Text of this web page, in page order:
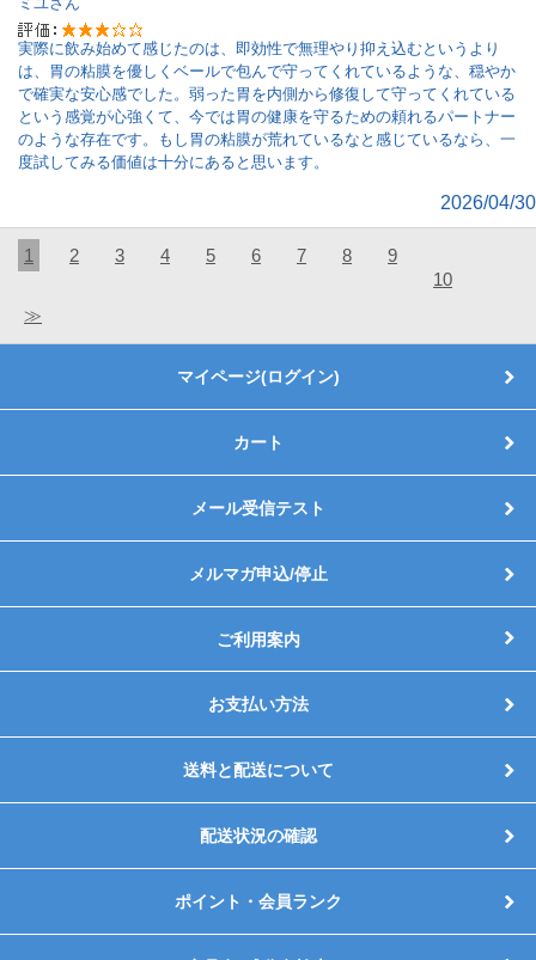
実際に飲み始めて感じたのは、即効性で無理やり抑え込むというより
は、胃の粘膜を優しくベールで包んで守ってくれているような、穏やか
で確実な安心感でした。弱った胃を内側から修復して守ってくれている
という感覚が心強くて、今では胃の健康を守るための頼れるパートナー
のような存在です。もし胃の粘膜が荒れているなと感じているなら、一
度試してみる価値は十分にあると思います。
2026/04/30
1 2 3 4 5 6 7 8
9
10
≫
マイページ(ログイン)
カート
メール受信テスト
メルマガ申込/停止
ご利用案内
お支払い方法
送料と配送について
配送状況の確認
ポイント・会員ランク